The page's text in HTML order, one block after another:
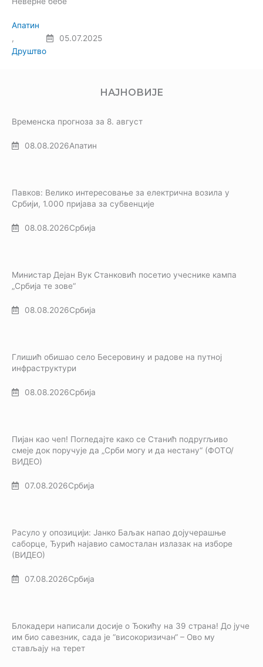
Апатин
,
Друштво
05.07.2025
НАЈНОВИЈЕ
Временска прогноза за 8. август
08.08.2026Апатин
Павков: Велико интересовање за електрична возила у
Србији, 1.000 пријава за субвенције
08.08.2026Србија
Министар Дејан Вук Станковић посетио учеснике кампа
„Србија те зове“
08.08.2026Србија
Глишић обишао село Бесеровину и радове на путној
инфраструктури
08.08.2026Србија
Пијан као чеп! Погледајте како се Станић подругљиво
смеје док поручује да „Срби могу и да нестану“ (ФОТО/
ВИДЕО)
07.08.2026Србија
Расуло у опозицији: Јанко Баљак напао дојучерашње
саборце, Ђурић најавио самосталан излазак на изборе
(ВИДЕО)
07.08.2026Србија
Блокадери написали досије о Ђокићу на 39 страна! До јуче
им био савезник, сада је “високоризичан“ – Ово му
стављају на терет